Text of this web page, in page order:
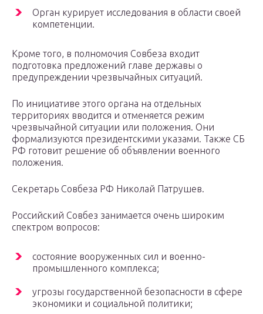
Орган курирует исследования в области своей
компетенции.
Кроме того, в полномочия Совбеза входит
подготовка предложений главе державы о
предупреждении чрезвычайных ситуаций.
По инициативе этого органа на отдельных
территориях вводится и отменяется режим
чрезвычайной ситуации или положения. Они
формализуются президентскими указами. Также СБ
РФ готовит решение об объявлении военного
положения.
Секретарь Совбеза РФ Николай Патрушев.
Российский Совбез занимается очень широким
спектром вопросов:
состояние вооруженных сил и военно-
промышленного комплекса;
угрозы государственной безопасности в сфере
экономики и социальной политики;